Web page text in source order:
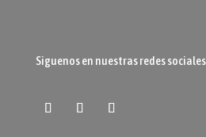
Siguenos en nuestras redes sociales